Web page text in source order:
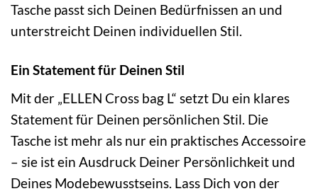
Tasche passt sich Deinen Bedürfnissen an und
unterstreicht Deinen individuellen Stil.
Ein Statement für Deinen Stil
Mit der „ELLEN Cross bag L“ setzt Du ein klares
Statement für Deinen persönlichen Stil. Die
Tasche ist mehr als nur ein praktisches Accessoire
– sie ist ein Ausdruck Deiner Persönlichkeit und
Deines Modebewusstseins. Lass Dich von der